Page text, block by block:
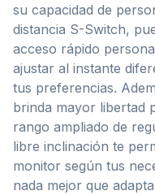
su capacidad de
distancia S-Switch,
acceso rápido
ajustar al instante
tus preferencias.
brinda mayor libertad
rango ampliado de
libre inclinación te
monitor según tus
nada mejor que